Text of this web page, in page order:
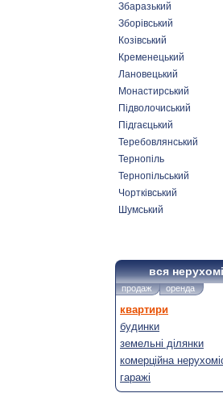
Збаразький
Зборівський
Козівський
Кременецький
Лановецький
Монастирський
Підволочиський
Підгаєцький
Теребовлянський
Тернопіль
Тернопільський
Чортківський
Шумський
вся
продаж оренда
квартири
будинки
земельні ділянки
комерційна
гаражі